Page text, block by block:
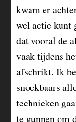
kwam er
wel actie kunt
dat vooral de
vaak tijdens
afschrikt. Ik
snoekbaars
technieken
te gunnen om